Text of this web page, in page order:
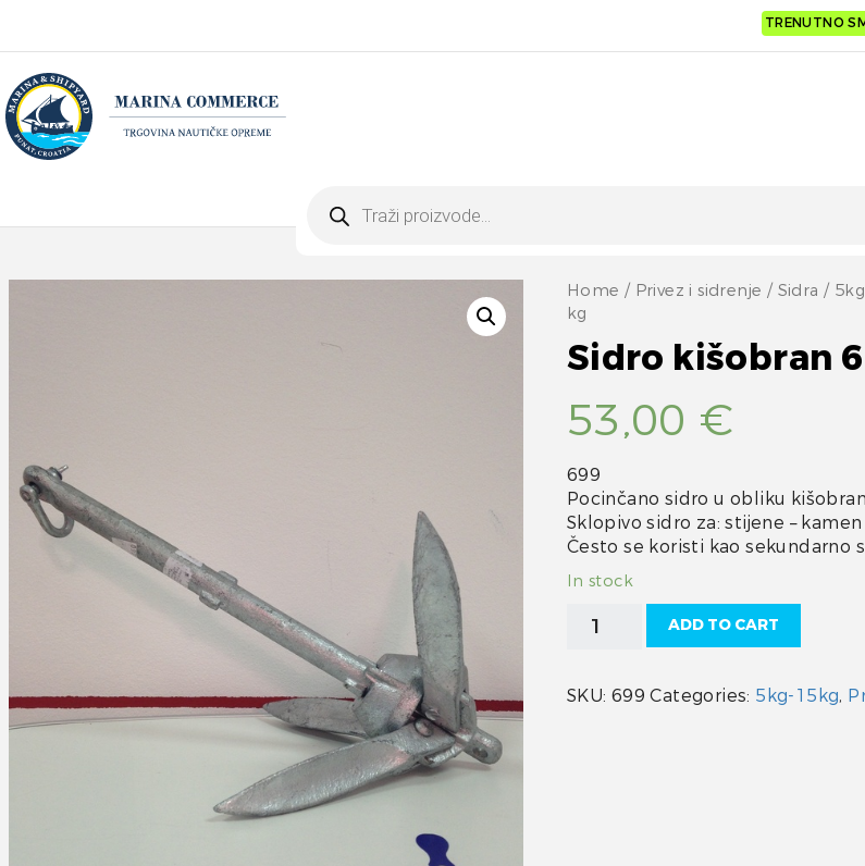
TRENUTNO
search
Home / Privez i sidrenje / Sidra /
kg
Sidro kišobran
53,00 €
699
Pocinčano sidro u obliku
Sklopivo sidro za: stijene – kamen
Često se koristi kao sekundarno
In stock
Sidro
kišobran
kg
quantity
ADD TO CART
SKU: 699 Categories: 5kg-15kg,